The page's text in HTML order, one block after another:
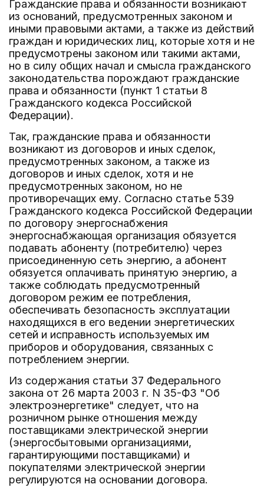
Гражданские права и обязанности возникают
из оснований, предусмотренных законом и
иными правовыми актами, а также из действий
граждан и юридических лиц, которые хотя и не
предусмотрены законом или такими актами,
но в силу общих начал и смысла гражданского
законодательства порождают гражданские
права и обязанности (пункт 1 статьи 8
Гражданского кодекса Российской
Федерации).
Так, гражданские права и обязанности
возникают из договоров и иных сделок,
предусмотренных законом, а также из
договоров и иных сделок, хотя и не
предусмотренных законом, но не
противоречащих ему. Согласно статье 539
Гражданского кодекса Российской Федерации
по договору энергоснабжения
энергоснабжающая организация обязуется
подавать абоненту (потребителю) через
присоединенную сеть энергию, а абонент
обязуется оплачивать принятую энергию, а
также соблюдать предусмотренный
договором режим ее потребления,
обеспечивать безопасность эксплуатации
находящихся в его ведении энергетических
сетей и исправность используемых им
приборов и оборудования, связанных с
потреблением энергии.
Из содержания статьи 37 Федерального
закона от 26 марта 2003 г. N 35-ФЗ "Об
электроэнергетике" следует, что на
розничном рынке отношения между
поставщиками электрической энергии
(энергосбытовыми организациями,
гарантирующими поставщиками) и
покупателями электрической энергии
регулируются на основании договора.